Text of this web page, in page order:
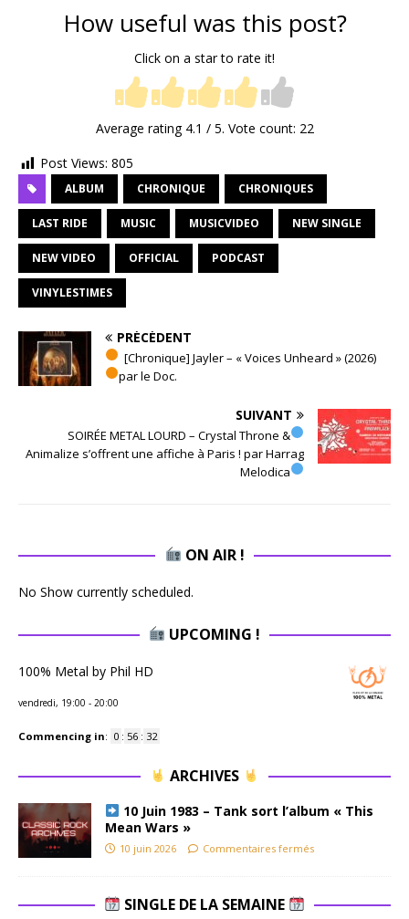
How useful was this post?
Click on a star to rate it!
Average rating 4.1 / 5. Vote count: 22
Post Views: 805
ALBUM CHRONIQUE CHRONIQUES
LAST RIDE MUSIC MUSICVIDEO NEW SINGLE
NEW VIDEO OFFICIAL PODCAST
VINYLESTIMES
PRÉCÉDENT
[Chronique] Jayler – « Voices Unheard » (2026)
par le Doc.
SUIVANT
SOIRÉE METAL LOURD – Crystal Throne &
Animalize s’offrent une affiche à Paris ! par Harrag
Melodica
ON AIR !
No Show currently scheduled.
UPCOMING !
100% Metal by Phil HD
vendredi, 19:00 - 20:00
Commencing in: 0 : 56 : 31
ARCHIVES
10 Juin 1983 – Tank sort l’album « This
Mean Wars »
10 juin 2026 Commentaires fermés
SINGLE DE LA SEMAINE